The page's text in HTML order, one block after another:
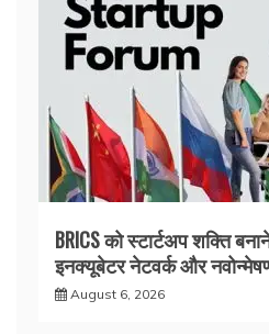
BRICS को स्टार्टअप शक्ति
इनक्यूबेटर नेटवर्क और
August 6, 2026